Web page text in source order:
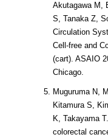
Akutagawa M,
S, Tanaka Z,
Circulation
Cell-free and
(cart). ASAIO
Chicago.
Muguruma N,
Kitamura S,
K, Takayama
colorectal